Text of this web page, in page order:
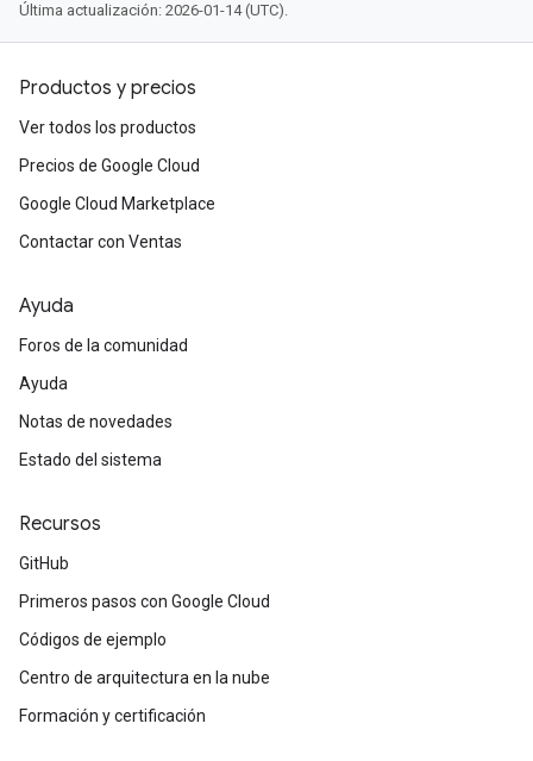
Última actualización: 2026-01-14 (UTC).
Productos y precios
Ver todos los productos
Precios de Google Cloud
Google Cloud Marketplace
Contactar con Ventas
Ayuda
Foros de la comunidad
Ayuda
Notas de novedades
Estado del sistema
Recursos
GitHub
Primeros pasos con Google Cloud
Códigos de ejemplo
Centro de arquitectura en la nube
Formación y certificación